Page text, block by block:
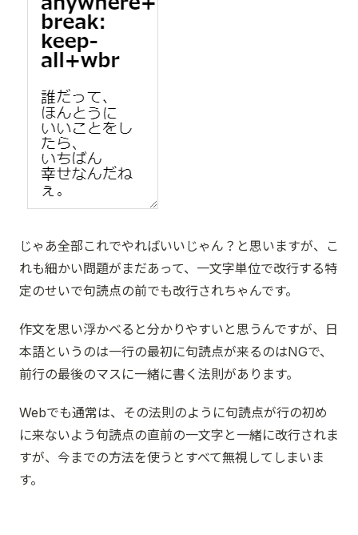
じゃあ全部これでやればいいじゃん？と思いますが、こ
れも細かい問題がまだあって、一文字単位で改行する特
定のせいで句読点の前でも改行されちゃんです。
作文を思い浮かべると分かりやすいと思うんですが、日
本語というのは一行の最初に句読点が来るのはNGで、
前行の最後のマスに一緒に書く法則があります。
Webでも通常は、その法則のように句読点が行の初め
に来ないよう句読点の直前の一文字と一緒に改行されま
すが、今までの方法を使うとすべて無視してしまいま
す。